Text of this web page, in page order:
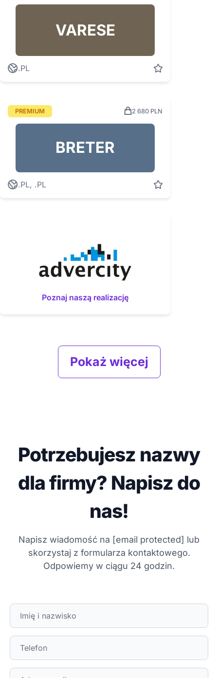
VARESE
.PL
PREMIUM 2 680 PLN
BRETER
.PL, .PL
Poznaj naszą realizację
Pokaż więcej
Potrzebujesz nazwy
dla firmy? Napisz do
nas!
Napisz wiadomość na [email protected] lub
skorzystaj z formularza kontaktowego.
Odpowiemy w ciągu 24 godzin.